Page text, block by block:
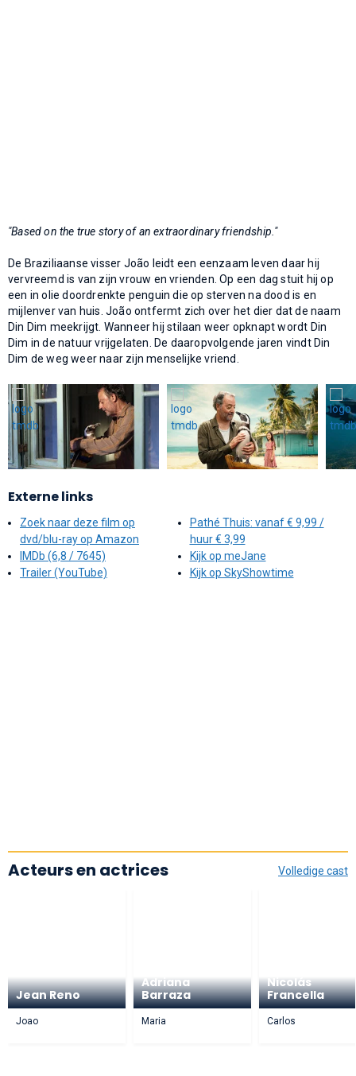
"Based on the true story of an extraordinary friendship."
De Braziliaanse visser João leidt een eenzaam leven daar hij
vervreemd is van zijn vrouw en vrienden. Op een dag stuit hij op
een in olie doordrenkte penguin die op sterven na dood is en
mijlenver van huis. João ontfermt zich over het dier dat de naam
Din Dim meekrijgt. Wanneer hij stilaan weer opknapt wordt Din
Dim in de natuur vrijgelaten. De daaropvolgende jaren vindt Din
Dim de weg weer naar zijn menselijke vriend.
Externe links
Zoek naar deze film op
dvd/blu-ray op Amazon
IMDb (6,8 / 7645)
Trailer (YouTube)
Pathé Thuis: vanaf € 9,99 /
huur € 3,99
Kijk op meJane
Kijk op SkyShowtime
Volledige cast
Acteurs en actrices
Jean Reno
Joao
Adriana
Barraza
Maria
Nicolás
Francella
Carlos